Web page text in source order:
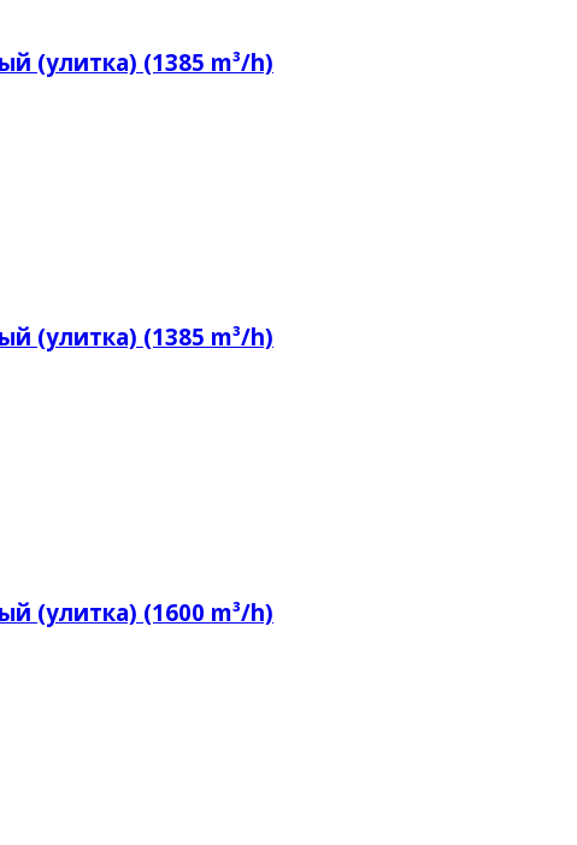
(улитка) (1385 m³/h)
(улитка) (1385 m³/h)
(улитка) (1600 m³/h)